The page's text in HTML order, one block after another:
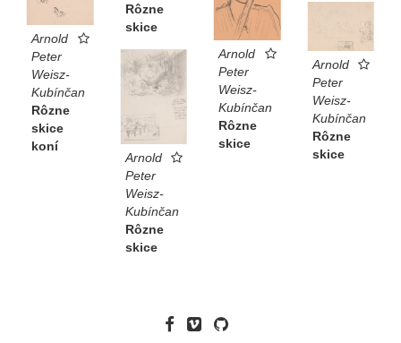
Rôzne
skice
Arnold
Peter
Weisz-
Kubínčan
Rôzne
skice
Arnold
Peter
Weisz-
Kubínčan
Rôzne
skice
koní
Arnold
Peter
Weisz-
Kubínčan
Rôzne
skice
Arnold
Peter
Weisz-
Kubínčan
Rôzne
skice